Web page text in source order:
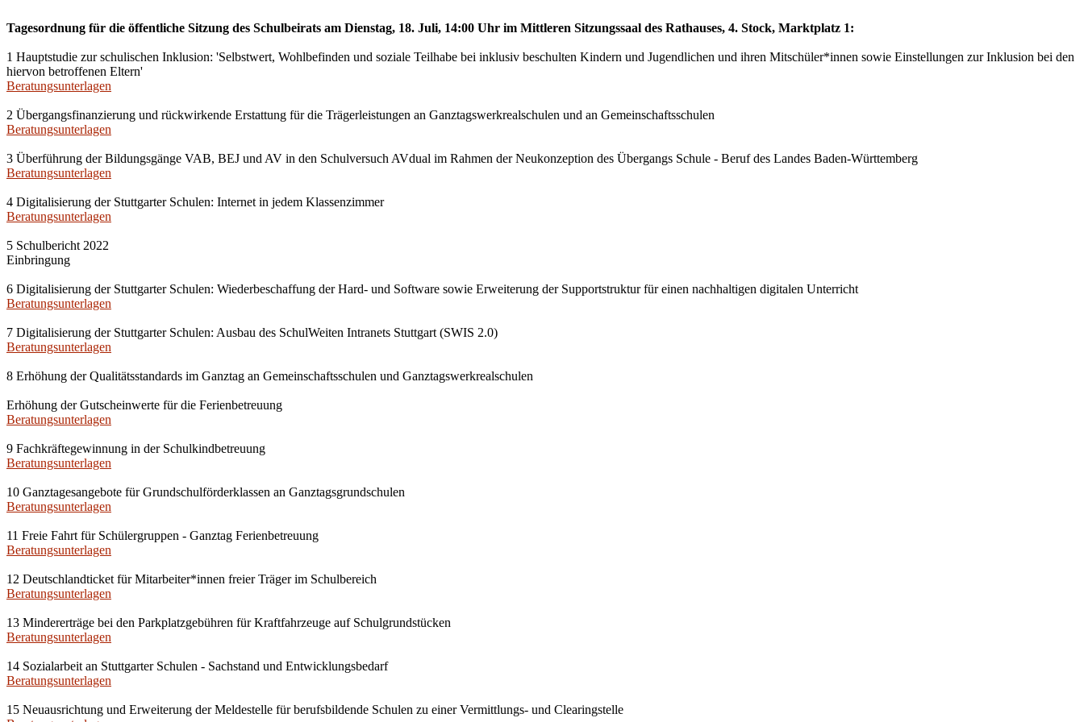
Tagesordnung für die öffentliche Sitzung des Schulbeirats am Dienstag, 18. Juli, 14:00 Uhr im Mittleren Sitzungssaal des Rathauses, 4. Stock, Marktplatz 1:
1 Hauptstudie zur schulischen Inklusion: 'Selbstwert, Wohlbefinden und soziale Teilhabe bei inklusiv beschulten Kindern und Jugendlichen und ihren Mitschüler*innen sowie Einstellungen zur Inklusion bei den
hiervon betroffenen Eltern'
Beratungsunterlagen
2 Übergangsfinanzierung und rückwirkende Erstattung für die Trägerleistungen an Ganztagswerkrealschulen und an Gemeinschaftsschulen
Beratungsunterlagen
3 Überführung der Bildungsgänge VAB, BEJ und AV in den Schulversuch AVdual im Rahmen der Neukonzeption des Übergangs Schule - Beruf des Landes Baden-Württemberg
Beratungsunterlagen
4 Digitalisierung der Stuttgarter Schulen: Internet in jedem Klassenzimmer
Beratungsunterlagen
5 Schulbericht 2022
Einbringung
6 Digitalisierung der Stuttgarter Schulen: Wiederbeschaffung der Hard- und Software sowie Erweiterung der Supportstruktur für einen nachhaltigen digitalen Unterricht
Beratungsunterlagen
7 Digitalisierung der Stuttgarter Schulen: Ausbau des SchulWeiten Intranets Stuttgart (SWIS 2.0)
Beratungsunterlagen
8 Erhöhung der Qualitätsstandards im Ganztag an Gemeinschaftsschulen und Ganztagswerkrealschulen
Erhöhung der Gutscheinwerte für die Ferienbetreuung
Beratungsunterlagen
9 Fachkräftegewinnung in der Schulkindbetreuung
Beratungsunterlagen
10 Ganztagesangebote für Grundschulförderklassen an Ganztagsgrundschulen
Beratungsunterlagen
11 Freie Fahrt für Schülergruppen - Ganztag Ferienbetreuung
Beratungsunterlagen
12 Deutschlandticket für Mitarbeiter*innen freier Träger im Schulbereich
Beratungsunterlagen
13 Mindererträge bei den Parkplatzgebühren für Kraftfahrzeuge auf Schulgrundstücken
Beratungsunterlagen
14 Sozialarbeit an Stuttgarter Schulen - Sachstand und Entwicklungsbedarf
Beratungsunterlagen
15 Neuausrichtung und Erweiterung der Meldestelle für berufsbildende Schulen zu einer Vermittlungs- und Clearingstelle